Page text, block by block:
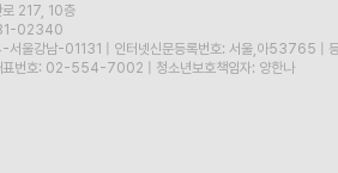
로 217, 10층
02340
서울강남-01131
인터넷신문등록번호: 서울,아53765
표번호: 02-554-7002 청소년보호책임자: 양한나